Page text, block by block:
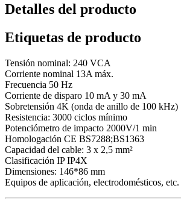
Detalles del producto
Etiquetas de producto
Tensión nominal: 240 VCA
Corriente nominal 13A máx.
Frecuencia 50 Hz
Corriente de disparo 10 mA y 30 mA
Sobretensión 4K (onda de anillo de 100 kHz)
Resistencia: 3000 ciclos mínimo
Potenciómetro de impacto 2000V/1 min
Homologación CE BS7288;BS1363
Capacidad del cable: 3 x 2,5 mm²
Clasificación IP IP4X
Dimensiones: 146*86 mm
Equipos de aplicación, electrodomésticos, etc.